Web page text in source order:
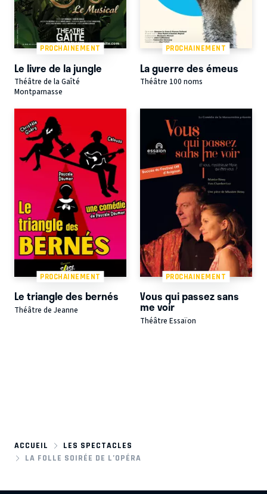
PROCHAINEMENT
Le livre de la jungle
Théâtre de la Gaîté
Montparnasse
PROCHAINEMENT
La guerre des émeus
Théâtre 100 noms
PROCHAINEMENT
Le triangle des bernés
Théâtre de Jeanne
PROCHAINEMENT
Vous qui passez sans
me voir
Théâtre Essaïon
ACCUEIL
LES SPECTACLES
LA FOLLE SOIRÉE DE L’OPÉRA